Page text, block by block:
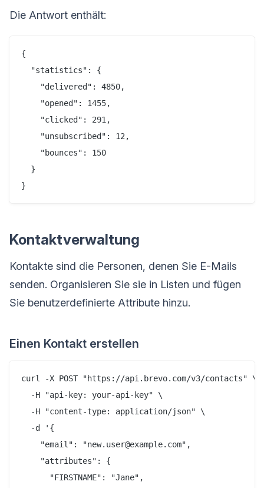
Die Antwort enthält:
{
  "statistics": {
    "delivered": 4850,
    "opened": 1455,
    "clicked": 291,
    "unsubscribed": 12,
    "bounces": 150
  }
Kontaktverwaltung
Kontakte sind die Personen, denen Sie E-Mails
senden. Organisieren Sie sie in Listen und fügen
Sie benutzerdefinierte Attribute hinzu.
Einen Kontakt erstellen
curl -X POST "https://api.brevo.com/v3/contacts" \
  -H "api-key: your-api-key" \
  -H "content-type: application/json" \
  -d '{
    "email": "new.user@example.com",
    "attributes": {
      "FIRSTNAME": "Jane",